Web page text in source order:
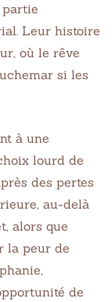
partie
Leur histoire
où le rêve
si les
à une
lourd de
des pertes
au-delà
alors que
la peur de
de